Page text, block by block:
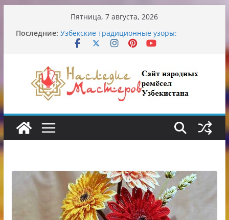
содержимому
Пятница, 7 августа, 2026
Последние: Узбекские традиционные узоры:
символика и происхождение
Опасная диета Алины Загитовой
От знахарей до университетских клиник
Обрушение на одном из ключевых
перекрёстков Ташкента: перекрыт
путепровод на Буюк Ипак Йули